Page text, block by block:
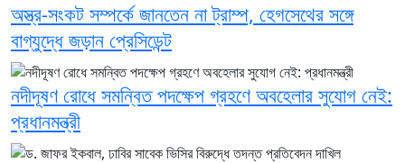
অস্ত্র-সংকট সম্পর্কে জানতেন না ট্রাম্প, হেগসেথের সঙ্গে
বাগ্‌যুদ্ধে জড়ান প্রেসিডেন্ট
নদীদূষণ রোধে সমন্বিত পদক্ষেপ গ্রহণে অবহেলার সুযোগ নেই:
প্রধানমন্ত্রী